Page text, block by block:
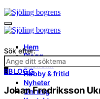
Hem
Blogg
Ekonomi
Hobby & fritid
Nyheter
Om mig
Sök efter:
BBLOGG
Johan Fredriksson